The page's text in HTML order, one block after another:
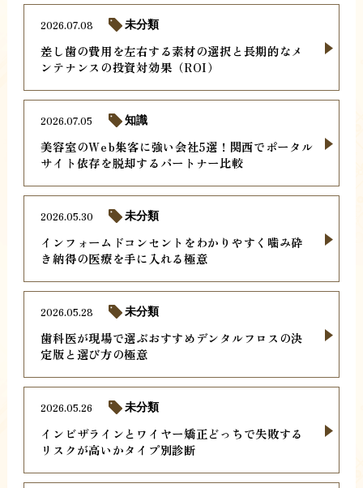
差し歯の費用を左右する素材の選択と長期的なメ
ンテナンスの投資対効果（ROI）
2026.07.08 未分類
美容室のWeb集客に強い会社5選！関西でポータル
サイト依存を脱却するパートナー比較
2026.07.05 知識
インフォームドコンセントをわかりやすく噛み砕
き納得の医療を手に入れる極意
2026.05.30 未分類
歯科医が現場で選ぶおすすめデンタルフロスの決
定版と選び方の極意
2026.05.28 未分類
インビザラインとワイヤー矯正どっちで失敗する
リスクが高いかタイプ別診断
2026.05.26 未分類